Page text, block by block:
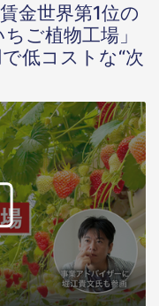
金世界第1位の
ご植物工場」
低コストな“次